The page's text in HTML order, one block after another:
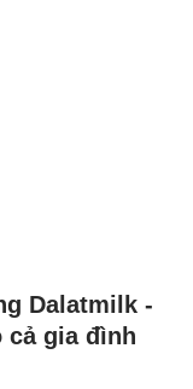
Dalatmilk -
cả gia đình